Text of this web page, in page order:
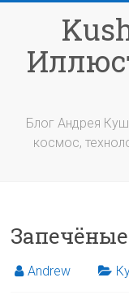
содержимому
Блог Андрея
космос,
Andrew